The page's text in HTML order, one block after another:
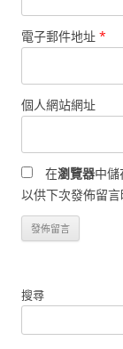
電子郵件地址 *
個人網站網址
在瀏覽器中儲
以供下次發佈留言
搜尋